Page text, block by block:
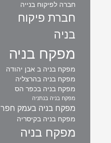
חברה לפיקוח בנייה
חברת פיקוח
בניה
מפקח בניה
מפקח בניה ב אבן יהודה
מפקח בניה בהרצליה
מפקח בניה בכפר הס
מפקח בניה בנתניה
מפקח בניה בעמק חפר
מפקח בניה בקיסריה
מפקח בניה